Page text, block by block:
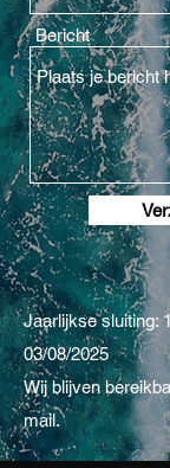
Bericht
Jaarlijkse sluiting:
03/08/2025
Wij blijven
mail.